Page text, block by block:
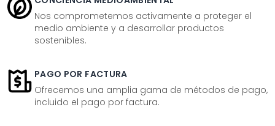
Nos comprometemos activamente a proteger el
medio ambiente y a desarrollar productos
sostenibles.
PAGO POR FACTURA
Ofrecemos una amplia gama de métodos de pago,
incluido el pago por factura.